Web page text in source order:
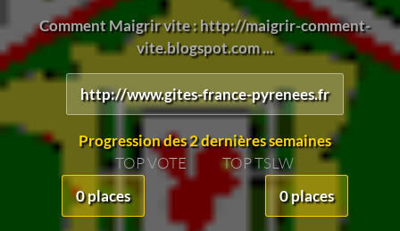
Comment Maigrir vite : http://maigrir-comment-
vite.blogspot.com ...
http://www.gites-france-pyrenees.fr
Progression des 2 dernières semaines
TOP VOTE
0 places
TOP TSLW
0 places